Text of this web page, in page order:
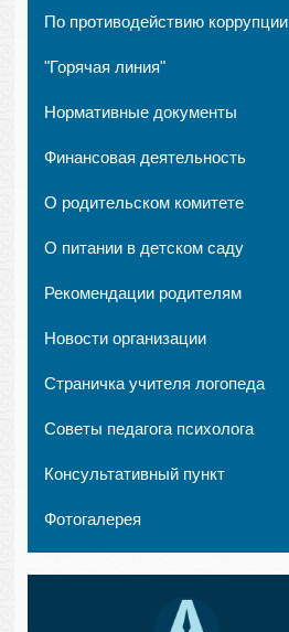
По противодействию коррупции
"Горячая линия"
Нормативные документы
Финансовая деятельность
О родительском комитете
О питании в детском саду
Рекомендации родителям
Новости организации
Страничка учителя логопеда
Советы педагога психолога
Консультативный пункт
Фотогалерея